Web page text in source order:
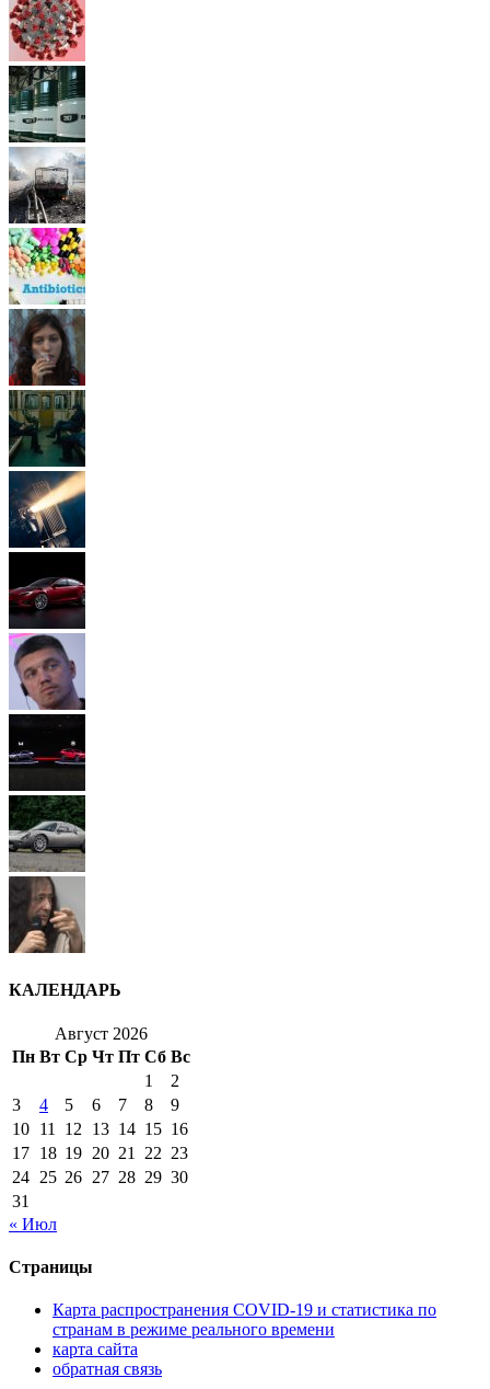
КАЛЕНДАРЬ
Август 2026
Пн Вт Ср Чт Пт Сб Вс
1
2
3
4 5 6 7 8
9
10 11 12 13 14 15 16
17 18 19 20 21 22 23
24 25 26 27 28 29 30
31
« Июл
Страницы
Карта распространения COVID-19 и статистика по
странам в режиме реального времени
карта сайта
обратная связь